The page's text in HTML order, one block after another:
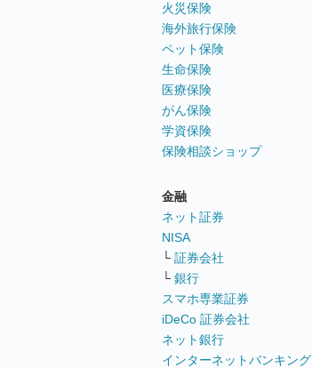
火災保険
海外旅行保険
ペット保険
生命保険
医療保険
がん保険
学資保険
保険相談ショップ
金融
ネット証券
NISA
└ 証券会社
└ 銀行
スマホ専業証券
iDeCo 証券会社
ネット銀行
インターネットバンキング